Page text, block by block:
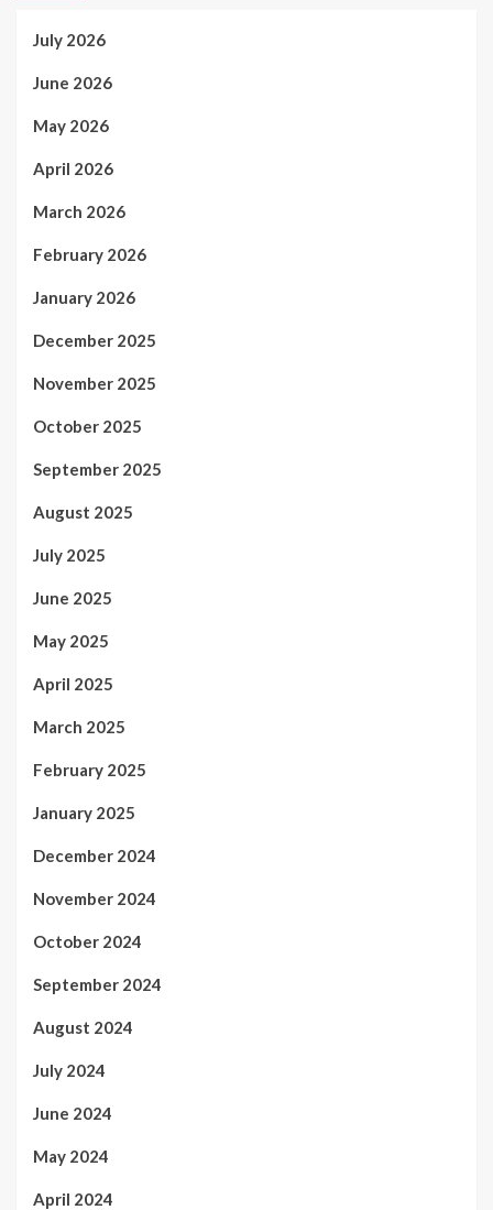
July 2026
June 2026
May 2026
April 2026
March 2026
February 2026
January 2026
December 2025
November 2025
October 2025
September 2025
August 2025
July 2025
June 2025
May 2025
April 2025
March 2025
February 2025
January 2025
December 2024
November 2024
October 2024
September 2024
August 2024
July 2024
June 2024
May 2024
April 2024